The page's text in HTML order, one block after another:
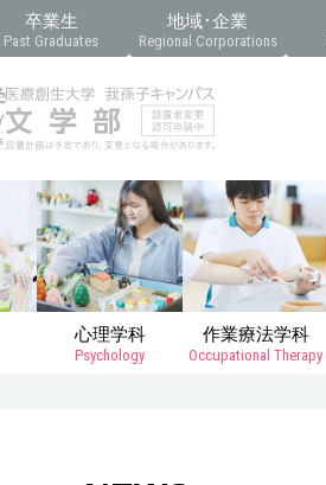
卒業生
Past Graduates
地域･企業
Regional Corporations
心理学科
Psychology
作業療法学科
Occupational Therapy